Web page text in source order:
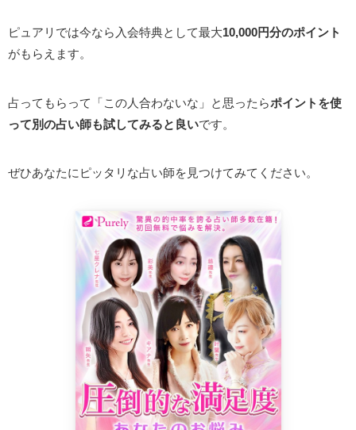
ピュアリでは今なら入会特典として最大10,000円分のポイント
がもらえます。
占ってもらって「この人合わないな」と思ったらポイントを使
って別の占い師も試してみると良いです。
ぜひあなたにピッタリな占い師を見つけてみてください。